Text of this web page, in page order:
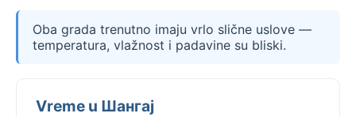
Oba grada trenutno imaju vrlo slične uslove —
temperatura, vlažnost i padavine su bliski.
Vreme u Шангај